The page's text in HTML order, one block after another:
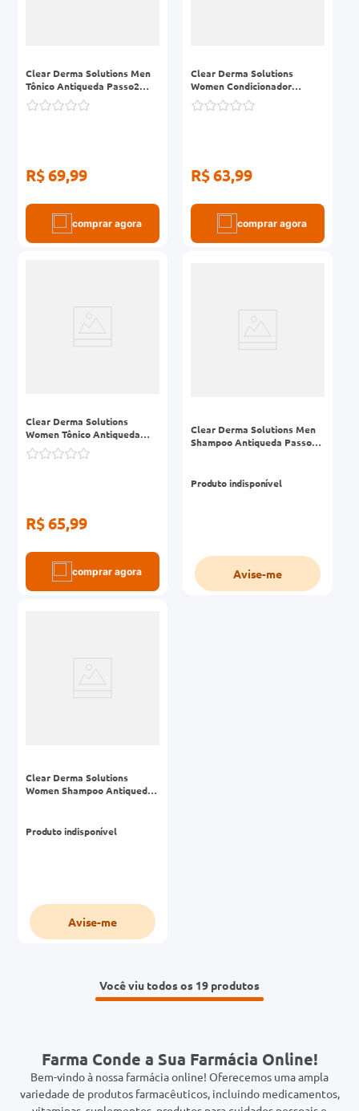
Clear Derma Solutions Men
Tônico Antiqueda Passo2
Frasco 100ml
R$ 69,99
comprar agora
Clear Derma Solutions
Women Condicionador
Antiqueda Passo2 Frasco
300ml
R$ 63,99
comprar agora
Clear Derma Solutions
Women Tônico Antiqueda
Passo3 Frasco 60ml
R$ 65,99
comprar agora
Clear Derma Solutions Men
Shampoo Antiqueda Passo1
Produto indisponível
Avise-me
Clear Derma Solutions
Women Shampoo Antiqueda
Produto indisponível
Avise-me
Você viu todos os 19
Farma Conde a Sua Farmácia Online!
Bem-vindo à nossa farmácia online! Oferecemos uma ampla
variedade de produtos farmacêuticos, incluindo medicamentos,